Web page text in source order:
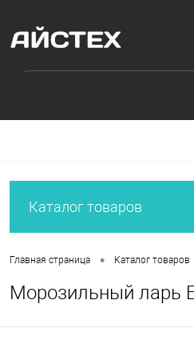
Каталог товаров
Главная страница • Каталог товаров
Морозильный ларь